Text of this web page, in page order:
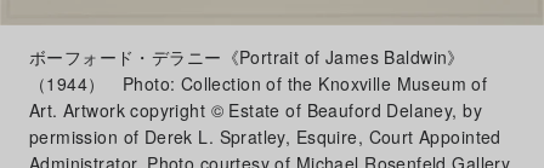
ボーフォード・デラニー《Portrait of James Baldwin》
（1944） Photo: Collection of the Knoxville Museum of
Art. Artwork copyright © Estate of Beauford Delaney, by
permission of Derek L. Spratley, Esquire, Court Appointed
Administrator. Photo courtesy of Michael Rosenfeld Gallery